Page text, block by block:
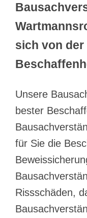
sich von der
Unsere
bester
für Sie die
Rissschäden,